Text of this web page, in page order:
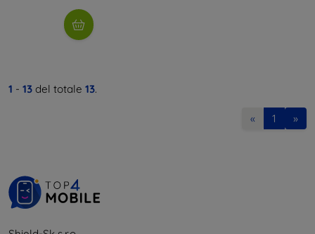
1 - 13 del totale 13.
« 1 »